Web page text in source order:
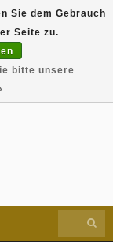
shop with
DeliSpice
Sie dem Gebrauch
Seite zu.
bitte unsere